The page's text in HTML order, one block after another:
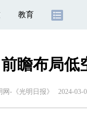
教育
瞻布局低
网-《光明日报》 2024-03-